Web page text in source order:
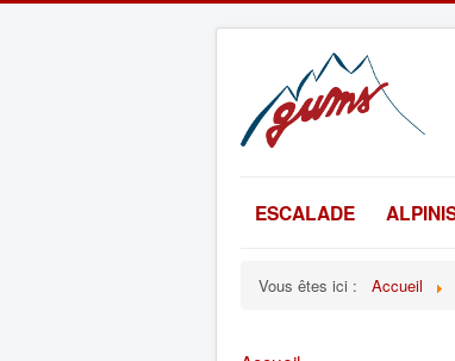
ESCALADE
Vous êtes ici : Accueil